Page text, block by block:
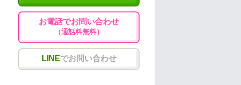
お電話でお問い合わせ
（通話料無料）
LINEでお問い合わせ